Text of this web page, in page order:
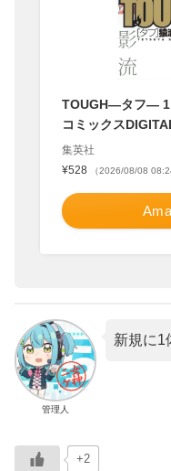
TOUGH―タフ― 1
コミックス
集英社
¥528
（2026/08/08
管理人
新規に1
+2